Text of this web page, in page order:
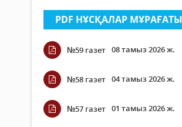
PDF НҰСҚАЛАР МҰРАҒАТЫ
№59 газет 08 тамыз 2026 ж.
№58 газет 04 тамыз 2026 ж.
№57 газет 01 тамыз 2026 ж.